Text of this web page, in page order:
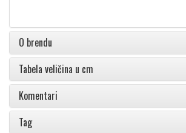
O brendu
Tabela veličina u cm
Komentari
Tag